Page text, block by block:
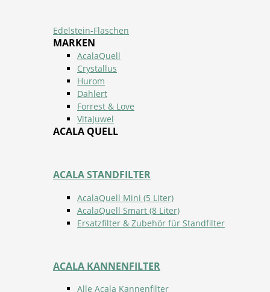
Edelstein-Flaschen
MARKEN
AcalaQuell
Crystallus
Hurom
Dahlert
Forrest & Love
VitaJuwel
ACALA QUELL
ACALA STANDFILTER
AcalaQuell Mini (5 Liter)
AcalaQuell Smart (8 Liter)
Ersatzfilter & Zubehör für Standfilter
ACALA KANNENFILTER
Alle Acala Kannenfilter